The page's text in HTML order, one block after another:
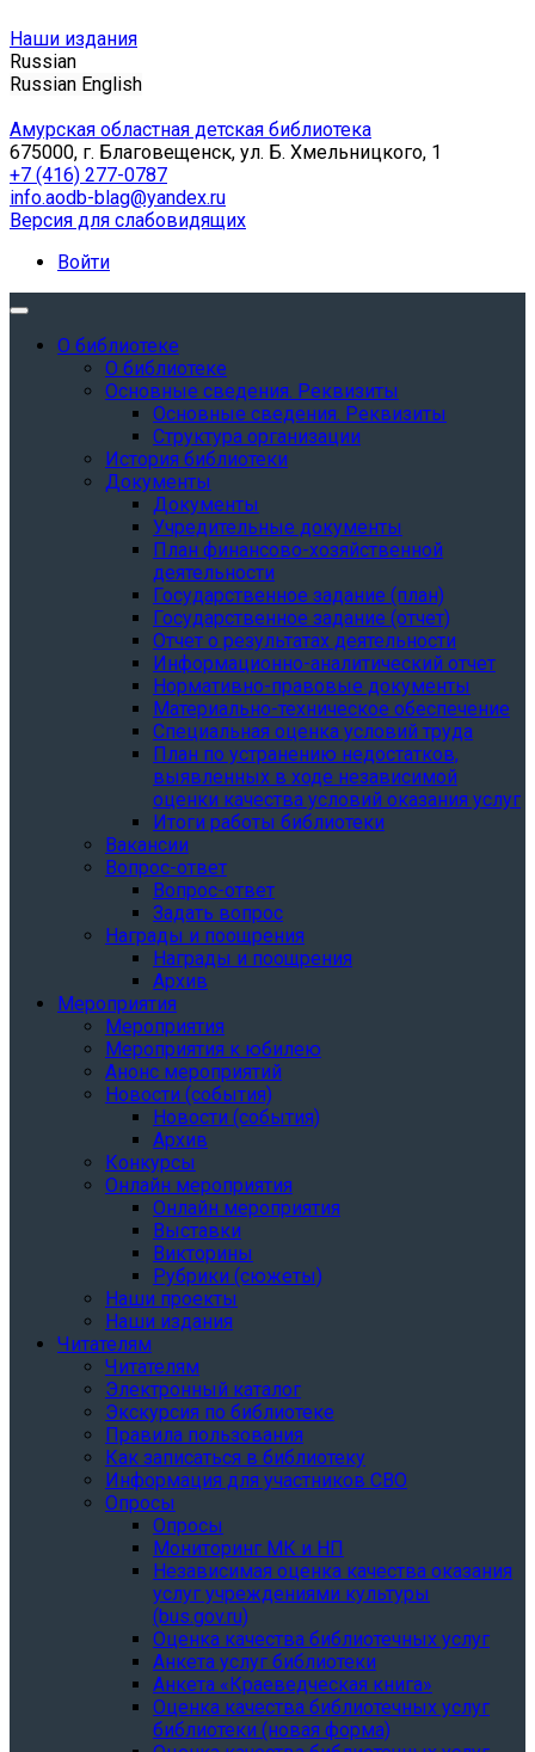
Наши издания
Russian
Russian English
Амурская областная детская библиотека
675000, г. Благовещенск, ул. Б. Хмельницкого, 1
+7 (416) 277-0787
info.aodb-blag@yandex.ru
Версия для слабовидящих
Войти
О библиотеке
О библиотеке
Основные сведения. Реквизиты
Основные сведения. Реквизиты
Структура организации
История библиотеки
Документы
Документы
Учредительные документы
План финансово-хозяйственной
деятельности
Государственное задание (план)
Государственное задание (отчет)
Отчет о результатах деятельности
Информационно-аналитический отчет
Нормативно-правовые документы
Материально-техническое обеспечение
Специальная оценка условий труда
План по устранению недостатков,
выявленных в ходе независимой
оценки качества условий оказания услуг
Итоги работы библиотеки
Вакансии
Вопрос-ответ
Вопрос-ответ
Задать вопрос
Награды и поощрения
Награды и поощрения
Архив
Мероприятия
Мероприятия
Мероприятия к юбилею
Анонс мероприятий
Новости (события)
Новости (события)
Архив
Конкурсы
Онлайн мероприятия
Онлайн мероприятия
Выставки
Викторины
Рубрики (сюжеты)
Наши проекты
Наши издания
Читателям
Читателям
Электронный каталог
Экскурсия по библиотеке
Правила пользования
Как записаться в библиотеку
Информация для участников СВО
Опросы
Опросы
Мониторинг МК и НП
Независимая оценка качества оказания
услуг учреждениями культуры
(bus.gov.ru)
Оценка качества библиотечных услуг
Анкета услуг библиотеки
Анкета «Краеведческая книга»
Oценка качества библиотечных услуг
библиотеки (новая форма)